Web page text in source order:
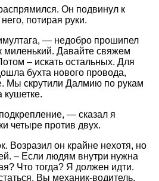
Он подвинул к
потирая руки.
— недобро прошипел
миленький. Давайте свяжем
– искать остальных. Для
бухта нового провода,
Мы скрутили Далмию по рукам
кушетке.
— сказал я
четыре против двух.
Возразил он крайне нехотя, но
– Если людям внутри нужна
Что тогда? Я должен идти.
Вы механик-водитель.